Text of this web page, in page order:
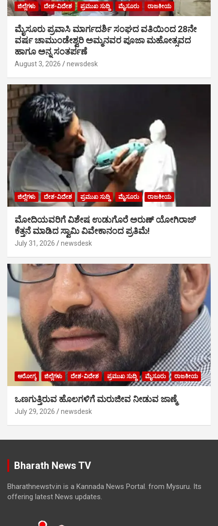
ಜಿಲ್ಲೆಗಳು ದೇಶ-ವಿದೇಶ ಪ್ರಮುಖ ಸುದ್ದಿ ಮೈಸೂರು ರಾಜಕೀಯ
ಮೈಸೂರು ಪ್ರವಾಸಿ ಮಾರ್ಗದರ್ಶಿ ಸಂಘದ ವತಿಯಿಂದ 28ನೇ
ವರ್ಷ ಚಾಮುಂಡೇಶ್ವರಿ ಅಮ್ಮನವರ ಪೂಜಾ ಮಹೋತ್ಸವದ
ಹಾಗೂ ಅನ್ನ ಸಂತರ್ಪಣೆ
August 3, 2026 newsdesk
ಜಿಲ್ಲೆಗಳು ದೇಶ-ವಿದೇಶ ಪ್ರಮುಖ ಸುದ್ದಿ ಮೈಸೂರು ರಾಜಕೀಯ
ಮೋದಿಯವರಿಗೆ ವಿಶೇಷ ಉಡುಗೊರೆ ಅರುಣ್ ಯೋಗಿರಾಜ್
ಕೆತ್ತನೆ ಮಾಡಿದ ಸ್ವಾಮಿ ವಿವೇಕಾನಂದ ಪ್ರತಿಮೆ!
July 31, 2026 newsdesk
ಆರೋಗ್ಯ ಜಿಲ್ಲೆಗಳು ದೇಶ-ವಿದೇಶ ಪ್ರಮುಖ ಸುದ್ದಿ ಮೈಸೂರು ರಾಜಕೀಯ
ಒಣಗುತ್ತಿರುವ ಹೊಲಗಳಿಗೆ ಮರುಜೀವ ನೀಡುವ ಜಾಣ್ಮೆ
July 29, 2026 newsdesk
Bharath News TV
Bharathnewstv.in is a Kannada News Portal. from Mysuru. Its
offering latest News updates.